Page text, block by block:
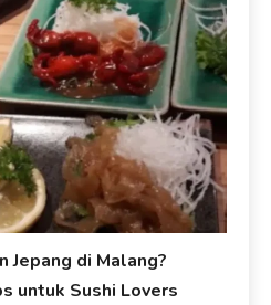
Jepang di Malang?
untuk Sushi Lovers